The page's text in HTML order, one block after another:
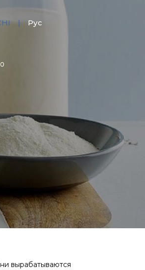
Рус
0
вырабатываются